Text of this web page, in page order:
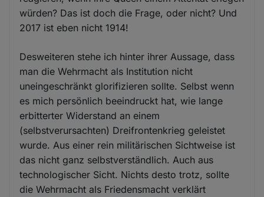
würden? Das ist doch die Frage, oder nicht? Und
2017 ist eben nicht 1914!
Desweiteren stehe ich hinter ihrer Aussage, dass
man die Wehrmacht als Institution nicht
uneingeschränkt glorifizieren sollte. Selbst wenn
es mich persönlich beeindruckt hat, wie lange
erbitterter Widerstand an einem
(selbstverursachten) Dreifrontenkrieg geleistet
wurde. Aus einer rein militärischen Sichtweise ist
das nicht ganz selbstverständlich. Auch aus
technologischer Sicht. Nichts desto trotz, sollte
die Wehrmacht als Friedensmacht verklärt